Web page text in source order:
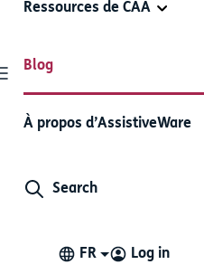
Ressources de CAA
Blog
À propos d’AssistiveWare
Search
FR Log in
de
septembre 2019